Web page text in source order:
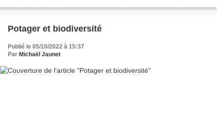
Potager et biodiversité
Publié le 05/10/2022 à 15:37
Par Michaël Jaunet